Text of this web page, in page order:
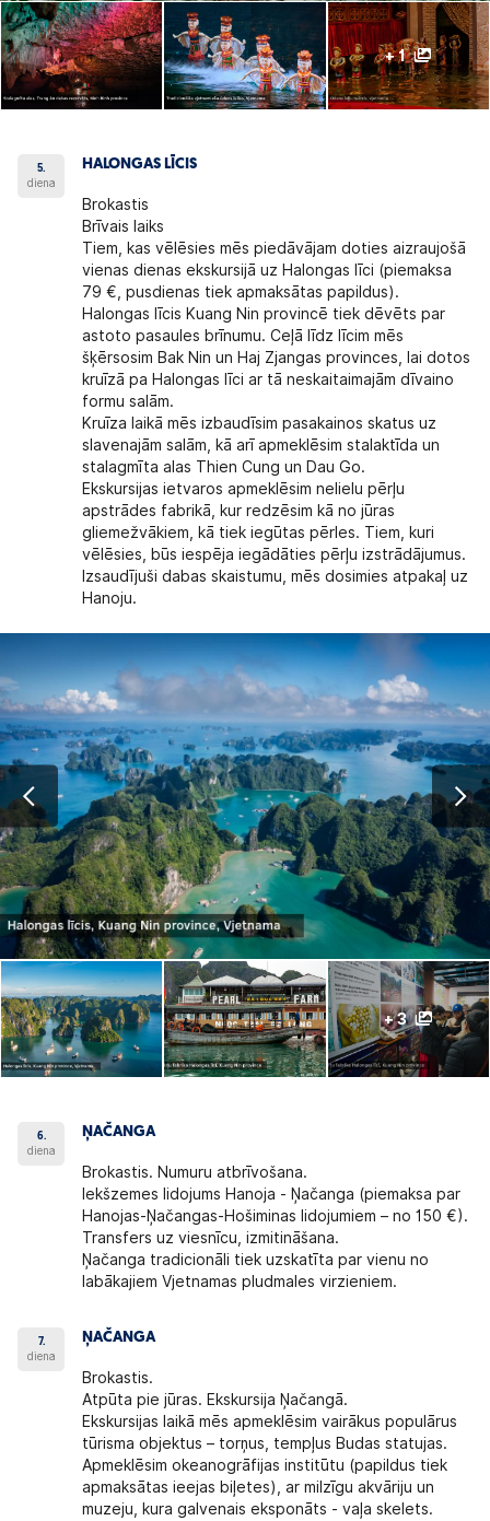
+ 1
5.
diena
HALONGAS LĪCIS
Brokastis
Brīvais laiks
Tiem, kas vēlēsies mēs piedāvājam doties aizraujošā
vienas dienas ekskursijā uz Halongas līci (piemaksa
79 €, pusdienas tiek apmaksātas papildus).
Halongas līcis Kuang Nin provincē tiek dēvēts par
astoto pasaules brīnumu. Ceļā līdz līcim mēs
šķērsosim Bak Nin un Haj Zjangas provinces, lai dotos
kruīzā pa Halongas līci ar tā neskaitaimajām dīvaino
formu salām.
Kruīza laikā mēs izbaudīsim pasakainos skatus uz
slavenajām salām, kā arī apmeklēsim stalaktīda un
stalagmīta alas Thien Cung un Dau Go.
Ekskursijas ietvaros apmeklēsim nelielu pērļu
apstrādes fabrikā, kur redzēsim kā no jūras
gliemežvākiem, kā tiek iegūtas pērles. Tiem, kuri
vēlēsies, būs iespēja iegādāties pērļu izstrādājumus.
Izsaudījuši dabas skaistumu, mēs dosimies atpakaļ uz
Hanoju.
+ 3
6.
diena
ŅAČANGA
Brokastis. Numuru atbrīvošana.
Iekšzemes lidojums Hanoja - Ņačanga (piemaksa par
Hanojas-Ņačangas-Hošiminas lidojumiem – no 150 €).
Transfers uz viesnīcu, izmitināšana.
Ņačanga tradicionāli tiek uzskatīta par vienu no
labākajiem Vjetnamas pludmales virzieniem.
7.
diena
ŅAČANGA
Brokastis.
Atpūta pie jūras. Ekskursija Ņačangā.
Ekskursijas laikā mēs apmeklēsim vairākus populārus
tūrisma objektus – torņus, tempļus Budas statujas.
Apmeklēsim okeanogrāfijas institūtu (papildus tiek
apmaksātas ieejas biļetes), ar milzīgu akvāriju un
muzeju, kura galvenais eksponāts - vaļa skelets.